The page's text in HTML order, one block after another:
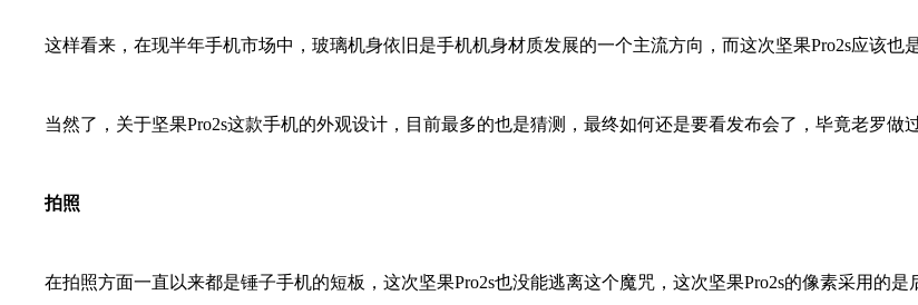
这样看来，在现半年手机市场中，玻璃机身依旧是手机机身材质发展的一个主流方向，而这次坚果Pro2s应该也
当然了，关于坚果Pro2s这款手机的外观设计，目前最多的也是猜测，最终如何还是要看发布会了，毕竟老罗做
拍照
在拍照方面一直以来都是锤子手机的短板，这次坚果Pro2s也没能逃离这个魔咒，这次坚果Pro2s的像素采用的是